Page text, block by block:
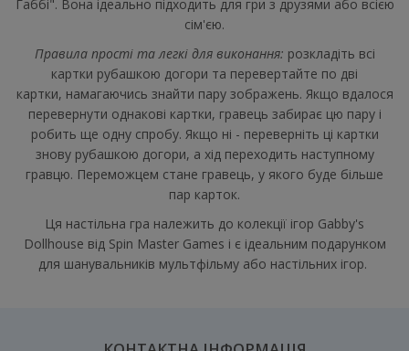
Габбі". Вона ідеально підходить для гри з друзями або всією
сім'єю.
Правила прості та легкі для виконання: розкладіть всі
картки рубашкою догори та перевертайте по дві
картки, намагаючись знайти пару зображень. Якщо вдалося
перевернути однакові картки, гравець забирає цю пару і
робить ще одну спробу. Якщо ні - переверніть ці картки
знову рубашкою догори, а хід переходить наступному
гравцю. Переможцем стане гравець, у якого буде більше
пар карток.
Ця настільна гра належить до колекції ігор Gabby's
Dollhouse від Spin Master Games і є ідеальним подарунком
для шанувальників мультфільму або настільних ігор.